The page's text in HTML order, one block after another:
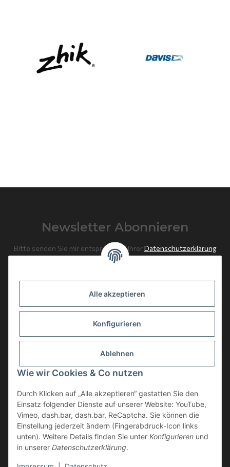
Alle akzeptieren
Konfigurieren
Ablehnen
Wie wir Cookies & Co nutzen
Durch Klicken auf „Alle akzeptieren“ gestatten Sie den
Einsatz folgender Dienste auf unserer Website: YouTube,
Vimeo, dash.bar, dash.bar, ReCaptcha. Sie können die
Einstellung jederzeit ändern (Fingerabdruck-Icon links
unten). Weitere Details finden Sie unter Konfigurieren und
in unserer Datenschutzerklärung.
Newsletter Abonnieren
Bitte senden Sie mir entsprechend IhrerDatenschutzerklärung
regelmäßig und jederzeit widerruflich Informationen zu Ihrem
Newsletter Abonnieren